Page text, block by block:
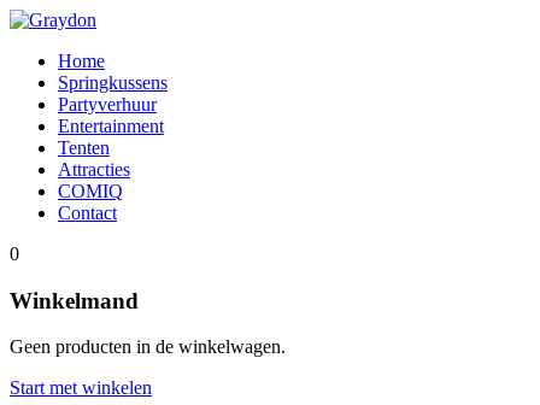
Home
Springkussens
Partyverhuur
Entertainment
Tenten
Attracties
COMIQ
Contact
0
Winkelmand
Geen producten in de winkelwagen.
Start met winkelen